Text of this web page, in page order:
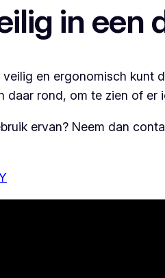
in een
en ergonomisch kunt
daar rond, om te zien of er
ervan? Neem dan